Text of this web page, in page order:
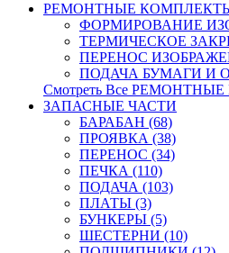
РЕМОНТНЫЕ
ФОРМИРОВАНИЕ
ТЕРМИЧЕСКОЕ
ПЕРЕНОС
ПОДАЧА БУМАГИ И
Смотреть Все
ЗАПАСНЫЕ ЧАСТИ
БАРАБАН (68)
ПРОЯВКА (38)
ПЕРЕНОС (34)
ПЕЧКА (110)
ПОДАЧА (103)
ПЛАТЫ (3)
БУНКЕРЫ (5)
ШЕСТЕРНИ (10)